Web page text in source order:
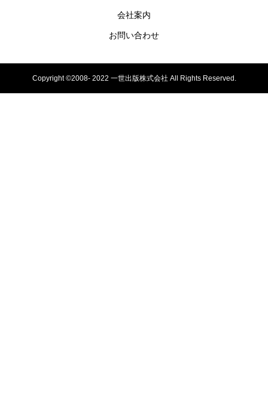
会社案内
お問い合わせ
Copyright ©2008- 2022 一世出版株式会社 All Rights Reserved.